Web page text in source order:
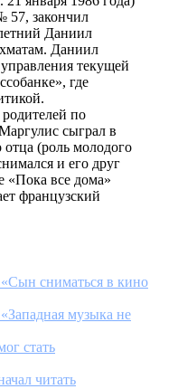
57, закончил
Даниил
Даниил
текущей
где
по
сыграл в
(роль молодого
и его друг
«Пока все дома»
французский
сниматься в кино
музыка не
стать
читать